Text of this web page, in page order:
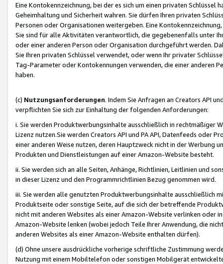
Eine Kontokennzeichnung, bei der es sich um einen privaten
Geheimhaltung und Sicherheit wahren. Sie dürfen Ihren privaten
Personen oder Organisationen weitergeben. Eine
Sie sind für alle Aktivitäten verantwortlich, die gegebenenfalls unter
oder einer anderen Person oder Organisation durchgeführt werden.
Sie Ihren privaten Schlüssel verwendet, oder wenn Ihr privater
Tag-Parameter oder Kontokennungen verwenden, die einer anderen
haben.
(c) Nutzungsanforderungen. Indem Sie Anfragen an Creators API
verpflichten Sie sich zur Einhaltung der folgenden Anforderungen:
i. Sie werden Produktwerbungsinhalte ausschließlich in rechtmäßiger
Lizenz nutzen.Sie werden Creators API und PA API, Datenfeeds oder
einer anderen Weise nutzen, deren Hauptzweck nicht in der Werbung
Produkten und Dienstleistungen auf einer Amazon-Website besteht.
ii. Sie werden sich an alle Seiten, Anhänge, Richtlinien, Leitlinien und
in dieser Lizenz und den Programmrichtlinien Bezug genommen wird.
iii. Sie werden alle genutzten Produktwerbungsinhalte ausschließlich
Produktseite oder sonstige Seite, auf die sich der betreffende
nicht mit anderen Websites als einer Amazon-Website verlinken oder
Amazon-Website lenken (wobei jedoch Teile Ihrer Anwendung, die
anderen Websites als einer Amazon-Website enthalten dürfen).
(d) Ohne unsere ausdrückliche vorherige schriftliche Zustimmung
Nutzung mit einem Mobiltelefon oder sonstigen Mobilgerät